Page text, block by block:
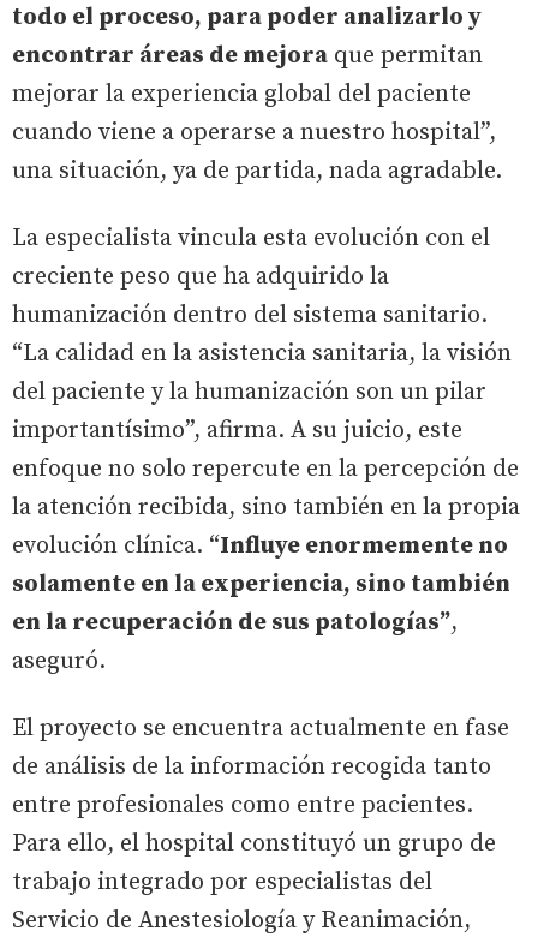
todo el proceso, para poder analizarlo y
encontrar áreas de mejora que permitan
mejorar la experiencia global del paciente
cuando viene a operarse a nuestro hospital”,
una situación, ya de partida, nada agradable.
La especialista vincula esta evolución con el
creciente peso que ha adquirido la
humanización dentro del sistema sanitario.
“La calidad en la asistencia sanitaria, la visión
del paciente y la humanización son un pilar
importantísimo”, afirma. A su juicio, este
enfoque no solo repercute en la percepción de
la atención recibida, sino también en la propia
evolución clínica. “Influye enormemente no
solamente en la experiencia, sino también
en la recuperación de sus patologías”,
aseguró.
El proyecto se encuentra actualmente en fase
de análisis de la información recogida tanto
entre profesionales como entre pacientes.
Para ello, el hospital constituyó un grupo de
trabajo integrado por especialistas del
Servicio de Anestesiología y Reanimación,